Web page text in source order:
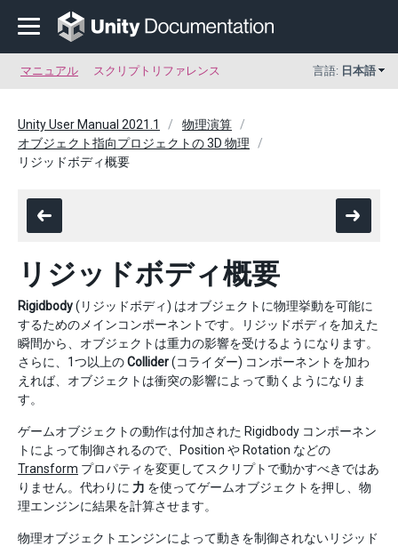
マニュアル スクリプトリファレンス 言語: 日本語
Unity User Manual 2021.1
物理演算
オブジェクト指向プロジェクトの 3D 物理
リジッドボディ概要
リジッドボディ概要
Rigidbody(リジッドボディ) はオブジェクトに物理挙動を可能に
するためのメインコンポーネントです。リジッドボディを加えた
瞬間から、オブジェクトは重力の影響を受けるようになります。
さらに、1つ以上のCollider(コライダー) コンポーネントを加わ
えれば、オブジェクトは衝突の影響によって動くようになりま
す。
ゲームオブジェクトの動作は付加された Rigidbody コンポーネン
トによって制御されるので、Position や Rotation などの
Transform プロパティを変更してスクリプトで動かすべきではあ
りません。代わりに 力 を使ってゲームオブジェクトを押し、物
理エンジンに結果を計算させます。
物理オブジェクトエンジンによって動きを制御されないリジッド